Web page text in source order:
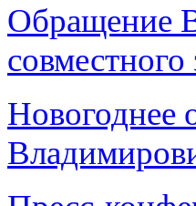
Обращение
Новогоднее